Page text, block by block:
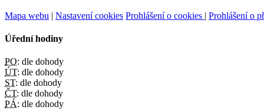
Mapa webu | Nastavení cookies Prohlášení o cookies | Prohlášení o
Úřední hodiny
PO: dle dohody
ÚT: dle dohody
ST: dle dohody
ČT: dle dohody
PÁ: dle dohody